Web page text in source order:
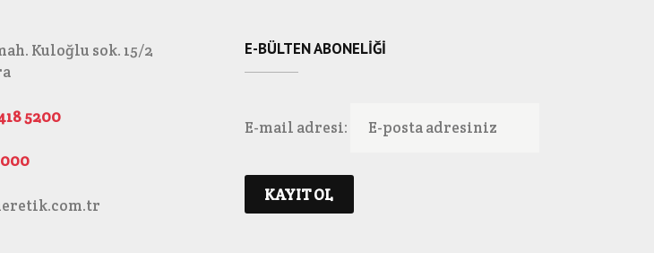
Kuloğlu sok. 15/2
5200
E-BÜLTEN ABONELIĞI
E-mail adresi: